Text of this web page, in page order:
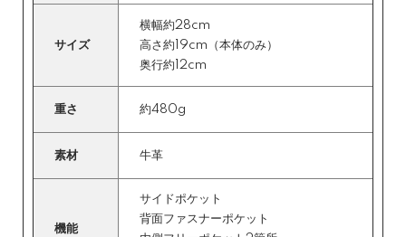
サイズ
横幅約28cm
高さ約19cm（本体のみ）
奥行約12cm
重さ 約480g
素材 牛革
機能
サイドポケット
背面ファスナーポケット